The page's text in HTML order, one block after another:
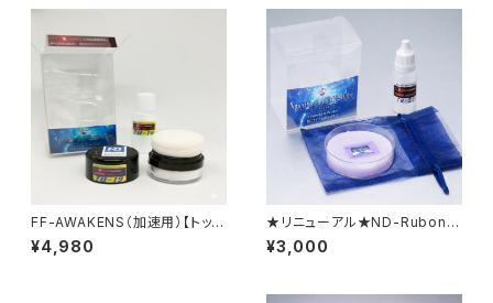
FF-AWAKENS（加速用）【トップ
パウダー】
¥4,980
★リニューアル★ND-RubonW
AX AllRound （全天候）【固
形生塗＋加速パウダー】
¥3,000